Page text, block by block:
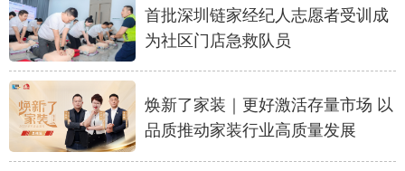
首批深圳链家经纪人志愿者受训成
为社区门店急救队员
焕新了家装｜更好激活存量市场 以
品质推动家装行业高质量发展